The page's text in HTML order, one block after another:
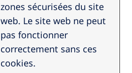
zones sécurisées du site
web. Le site web ne peut
pas fonctionner
correctement sans ces
cookies.